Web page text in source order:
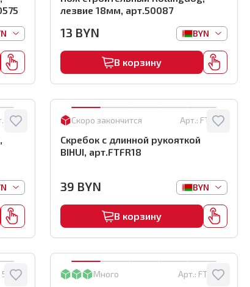
лезвие 18мм, арт.50087
13 BYN BYN
В корзину
5109 Скоро закончится Арт.: FTFR18
Скребок с длинной рукояткой
BIHUI, арт.FTFR18
39 BYN BYN
В корзину
50419 Много Арт.: FTC200